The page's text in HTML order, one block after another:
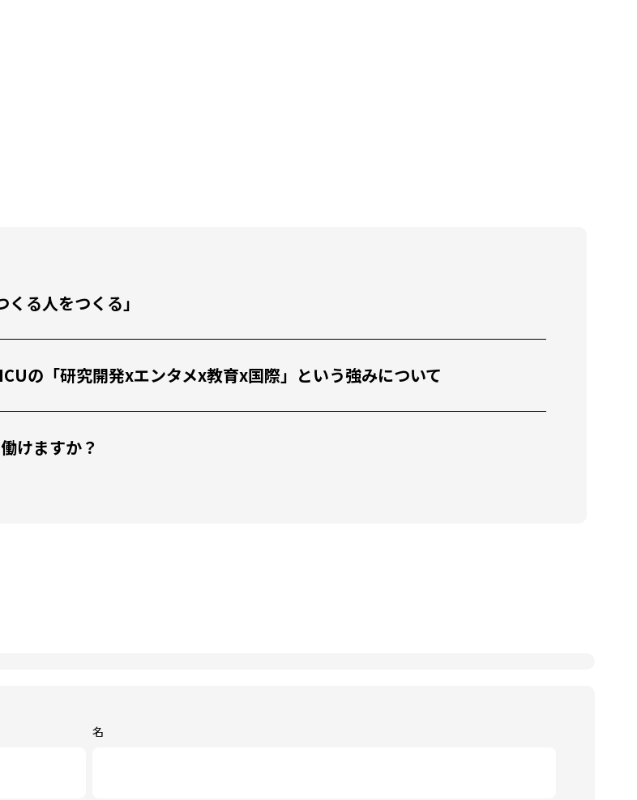
る人をつくる」
の「研究開発xエンタメx教育x国際」という強みについて
けますか？
名